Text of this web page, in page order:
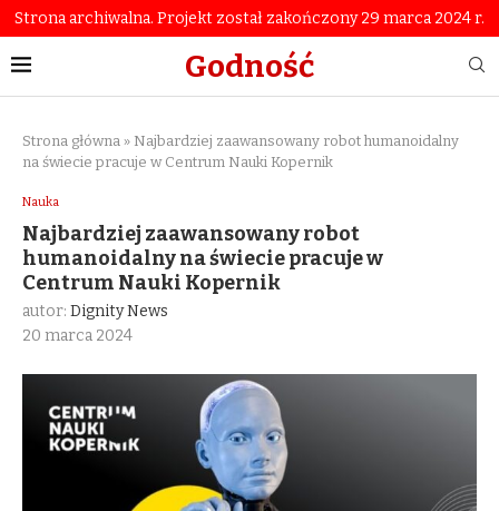
Strona archiwalna. Projekt został zakończony 29 marca 2024 r.
Godność
Strona główna » Najbardziej zaawansowany robot humanoidalny
na świecie pracuje w Centrum Nauki Kopernik
Nauka
Najbardziej zaawansowany robot
humanoidalny na świecie pracuje w
Centrum Nauki Kopernik
autor: Dignity News
20 marca 2024